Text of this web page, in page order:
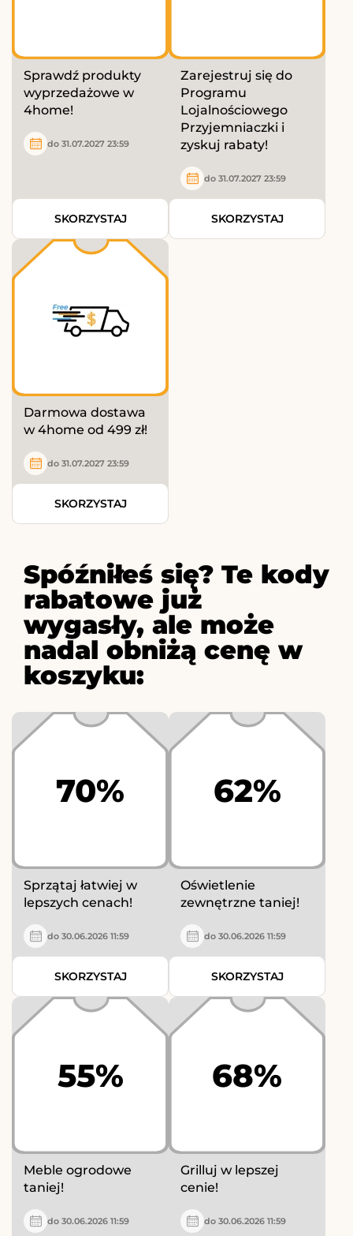
Sprawdź produkty
wyprzedażowe w
4home!
do 31.07.2027 23:59
SKORZYSTAJ
Zarejestruj się do
Programu
Lojalnościowego
Przyjemniaczki i
zyskuj rabaty!
do 31.07.2027 23:59
SKORZYSTAJ
Darmowa dostawa
w 4home od 499 zł!
do 31.07.2027 23:59
SKORZYSTAJ
Spóźniłeś się? Te kody
rabatowe już
wygasły, ale może
nadal obniżą cenę w
koszyku:
70%
Sprzątaj łatwiej w
lepszych cenach!
do 30.06.2026 11:59
SKORZYSTAJ
62%
Oświetlenie
zewnętrzne taniej!
do 30.06.2026 11:59
SKORZYSTAJ
55%
Meble ogrodowe
taniej!
do 30.06.2026 11:59
68%
Grilluj w lepszej
cenie!
do 30.06.2026 11:59